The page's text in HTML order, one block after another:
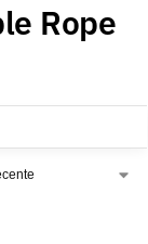
Rope